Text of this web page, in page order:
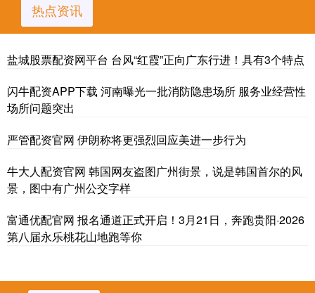
热点资讯
盐城股票配资网平台 台风“红霞”正向广东行进！具有3个特点
闪牛配资APP下载 河南曝光一批消防隐患场所 服务业经营性
场所问题突出
严管配资官网 伊朗称将更强烈回应美进一步行为
牛大人配资官网 韩国网友盗图广州街景，说是韩国首尔的风
景，图中有广州公交字样
富通优配官网 报名通道正式开启！3月21日，奔跑贵阳·2026
第八届永乐桃花山地跑等你